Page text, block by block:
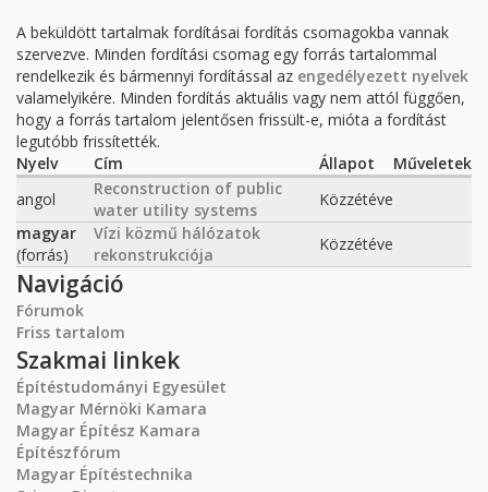
A beküldött tartalmak fordításai fordítás csomagokba vannak
szervezve. Minden fordítási csomag egy forrás tartalommal
rendelkezik és bármennyi fordítással az engedélyezett nyelvek
valamelyikére. Minden fordítás aktuális vagy nem attól függően,
hogy a forrás tartalom jelentősen frissült-e, mióta a fordítást
legutóbb frissítették.
Nyelv
Cím Állapot
Műveletek
angol
Reconstruction of public
water utility systems
Közzétéve
magyar
(forrás)
Vízi közmű hálózatok
rekonstrukciója
Közzétéve
Navigáció
Fórumok
Friss tartalom
Szakmai linkek
Építéstudományi Egyesület
Magyar Mérnöki Kamara
Magyar Építész Kamara
Építészfórum
Magyar Építéstechnika